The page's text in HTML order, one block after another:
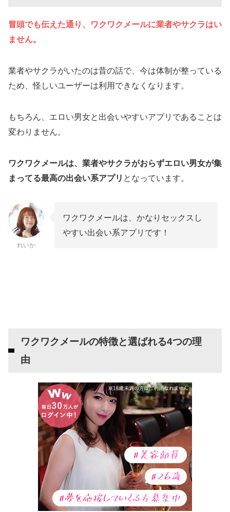
国内最大級のユーザー数
ワクワクメールに業者が多い・怪しいといわれ
る理由は？
ワクワクメールを使用している人の感想
セックスやエッチな出会いを求めている方
最初は無料で始めたい方
ている私の体験談
どうしても心配？ワクワクメールは無料で始め
られるから安心
冒頭でも伝えた通り、ワクワクメールに業者やサクラはい
ません。
業者やサクラがいたのは昔の話で、今は体制が整っている
ため、怪しいユーザーは利用できなくなります。
もちろん、エロい男女と出会いやすいアプリであることは
変わりません。
ワクワクメールは、業者やサクラがおらずエロい男女が集
まってる最高の出会い系アプリ となっています。
れいか
ワクワクメールは、かなりセックスし
やすい出会い系アプリです！
ワクワクメールの特徴と選ばれる4つの理
由